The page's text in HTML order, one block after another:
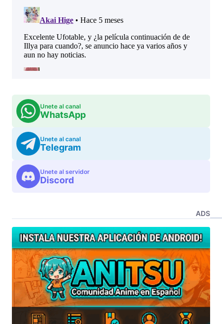
Unete al canal
WhatsApp
Unete al canal
Telegram
Unete al servidor
Discord
ADS